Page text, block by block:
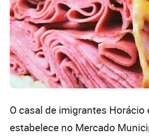
O casal de imigrantes Horácio
estabelece no Mercado